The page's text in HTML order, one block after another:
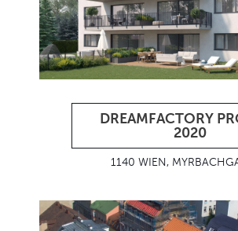
DREAMFACTORY
2020
1140 WIEN,